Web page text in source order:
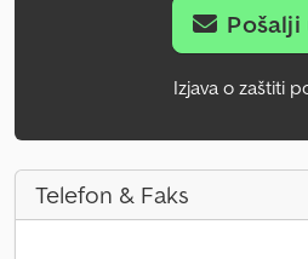
Izjava o zaštiti
Telefon & Faks